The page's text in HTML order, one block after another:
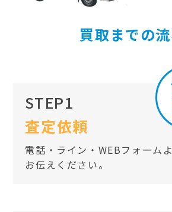
買取までの
STEP1
査定依頼
電話・ライン・WEBフォーム
お伝えください。